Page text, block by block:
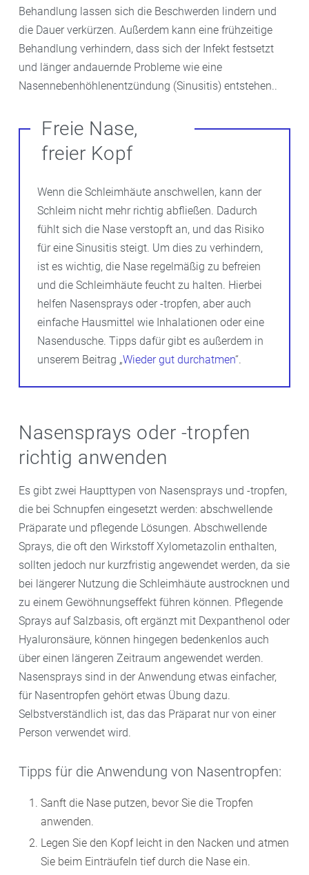
Behandlung lassen sich die Beschwerden lindern und
die Dauer verkürzen. Außerdem kann eine frühzeitige
Behandlung verhindern, dass sich der Infekt festsetzt
und länger andauernde Probleme wie eine
Nasennebenhöhlenentzündung (Sinusitis) entstehen..
Freie Nase,
freier Kopf
Wenn die Schleimhäute anschwellen, kann der
Schleim nicht mehr richtig abfließen. Dadurch
fühlt sich die Nase verstopft an, und das Risiko
für eine Sinusitis steigt. Um dies zu verhindern,
ist es wichtig, die Nase regelmäßig zu befreien
und die Schleimhäute feucht zu halten. Hierbei
helfen Nasensprays oder -tropfen, aber auch
einfache Hausmittel wie Inhalationen oder eine
Nasendusche. Tipps dafür gibt es außerdem in
unserem Beitrag „Wieder gut durchatmen“.
Nasensprays oder -tropfen
richtig anwenden
Es gibt zwei Haupttypen von Nasensprays und -tropfen,
die bei Schnupfen eingesetzt werden: abschwellende
Präparate und pflegende Lösungen. Abschwellende
Sprays, die oft den Wirkstoff Xylometazolin enthalten,
sollten jedoch nur kurzfristig angewendet werden, da sie
bei längerer Nutzung die Schleimhäute austrocknen und
zu einem Gewöhnungseffekt führen können. Pflegende
Sprays auf Salzbasis, oft ergänzt mit Dexpanthenol oder
Hyaluronsäure, können hingegen bedenkenlos auch
über einen längeren Zeitraum angewendet werden.
Nasensprays sind in der Anwendung etwas einfacher,
für Nasentropfen gehört etwas Übung dazu.
Selbstverständlich ist, das das Präparat nur von einer
Person verwendet wird.
Tipps für die Anwendung von Nasentropfen:
Sanft die Nase putzen, bevor Sie die Tropfen
anwenden.
Legen Sie den Kopf leicht in den Nacken und atmen
Sie beim Einträufeln tief durch die Nase ein.